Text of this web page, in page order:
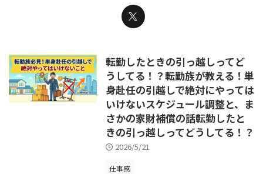
転勤したときの引っ越しってど
うしてる！？転勤族が教える！単
身赴任の引越しで絶対にやっては
いけないスケジュール調整と、ま
さかの家財補償の話転勤したと
きの引っ越しってどうしてる！？
2026/5/21
仕事感